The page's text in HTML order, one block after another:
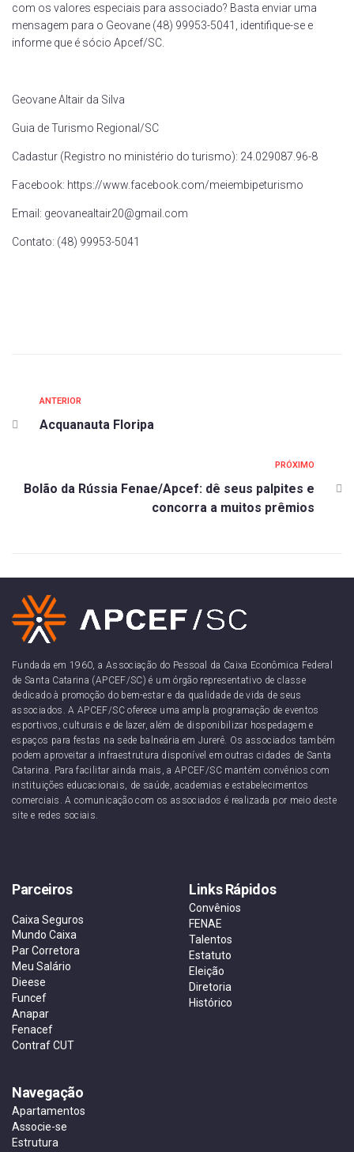
com os valores especiais para associado? Basta enviar uma
mensagem para o Geovane (48) 99953-5041, identifique-se e
informe que é sócio Apcef/SC.
Geovane Altair da Silva
Guia de Turismo Regional/SC
Cadastur (Registro no ministério do turismo): 24.029087.96-8
Facebook: https://www.facebook.com/meiembipeturismo
Email: geovanealtair20@gmail.com
Contato: (48) 99953-5041
ANTERIOR
Acquanauta Floripa
PRÓXIMO
Bolão da Rússia Fenae/Apcef: dê seus palpites e
concorra a muitos prêmios
Fundada em 1960, a Associação do Pessoal da Caixa Econômica Federal
de Santa Catarina (APCEF/SC) é um órgão representativo de classe
dedicado à promoção do bem-estar e da qualidade de vida de seus
associados. A APCEF/SC oferece uma ampla programação de eventos
esportivos, culturais e de lazer, além de disponibilizar hospedagem e
espaços para festas na sede balneária em Jurerê. Os associados também
podem aproveitar a infraestrutura disponível em outras cidades de Santa
Catarina. Para facilitar ainda mais, a APCEF/SC mantém convênios com
instituições educacionais, de saúde, academias e estabelecimentos
comerciais. A comunicação com os associados é realizada por meio deste
site e redes sociais.
Parceiros
Caixa Seguros
Mundo Caixa
Par Corretora
Meu Salário
Dieese
Funcef
Anapar
Fenacef
Contraf CUT
Links Rápidos
Convênios
FENAE
Talentos
Estatuto
Eleição
Diretoria
Histórico
Navegação
Apartamentos
Associe-se
Estrutura